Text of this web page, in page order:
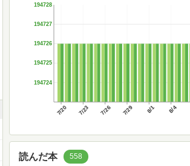
7/20 7/23 7/26 7/29 8/1 8/4
194724
194725
194726
194727
194728
読んだ本 558